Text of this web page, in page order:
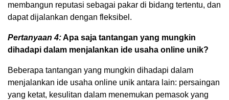
membangun reputasi sebagai pakar di bidang tertentu, dan
dapat dijalankan dengan fleksibel.
Pertanyaan 4:Apa saja tantangan yang mungkin
dihadapi dalam menjalankan ide usaha online unik?
Beberapa tantangan yang mungkin dihadapi dalam
menjalankan ide usaha online unik antara lain: persaingan
yang ketat, kesulitan dalam menemukan pemasok yang